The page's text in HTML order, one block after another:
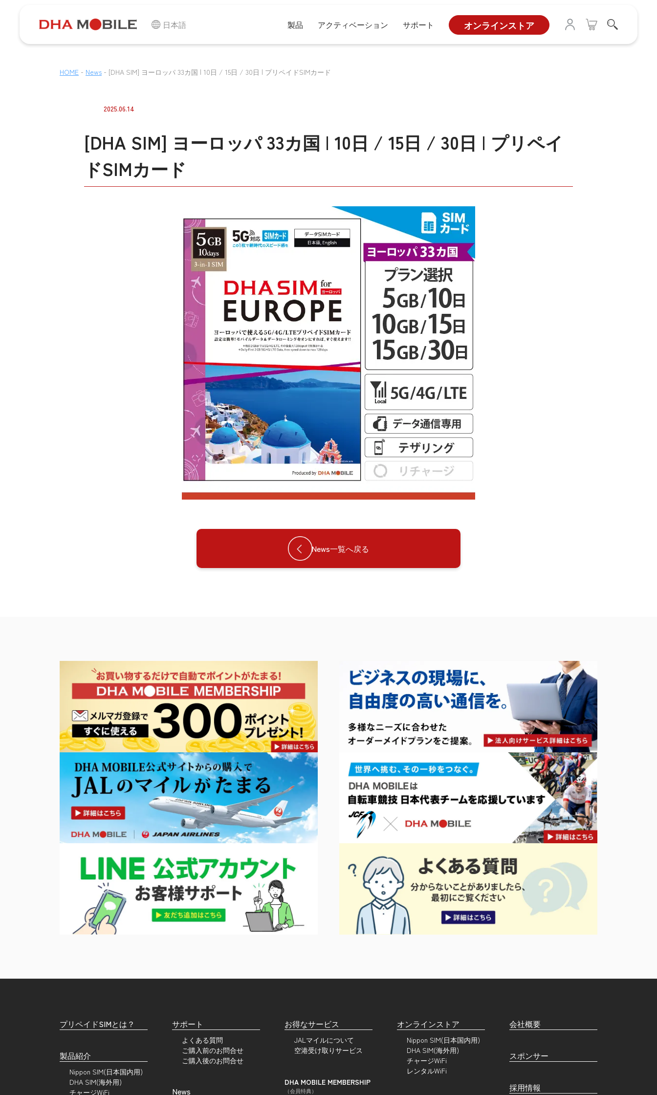
日本語 製品 アクティベーション サポート オンラインストア
HOME - News - [DHA SIM] ヨーロッパ 33カ国 | 10日 / 15日 / 30日 | プリペイドSIMカード
2025.06.14
[DHA SIM] ヨーロッパ 33カ国 | 10日 / 15日 / 30日 | プリペイ
ドSIMカード
News一覧へ戻る
プリペイドSIMとは？
製品紹介
Nippon SIM(日本国内用)
DHA SIM(海外用)
チャージWiFi
サポート
よくある質問
ご購入前のお問合せ
ご購入後のお問合せ
News
お得なサービス
JALマイルについて
空港受け取りサービス
DHA MOBILE MEMBERSHIP
（会員特典）
オンラインストア
Nippon SIM(日本国内用)
DHA SIM(海外用)
チャージWiFi
レンタルWiFi
会社概要
スポンサー
採用情報